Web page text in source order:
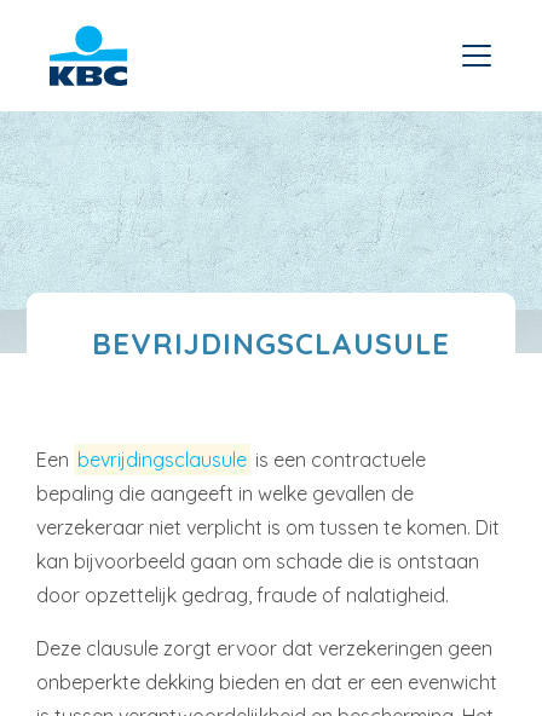
BEVRIJDINGSCLAUSULE
Een bevrijdingsclausule is een contractuele
bepaling die aangeeft in welke gevallen de
verzekeraar niet verplicht is om tussen te komen. Dit
kan bijvoorbeeld gaan om schade die is ontstaan
door opzettelijk gedrag, fraude of nalatigheid.
Deze clausule zorgt ervoor dat verzekeringen geen
onbeperkte dekking bieden en dat er een evenwicht